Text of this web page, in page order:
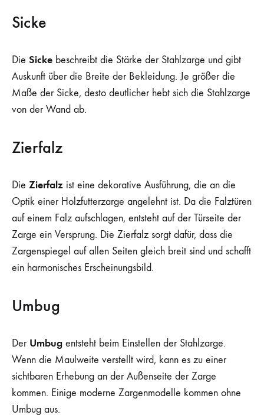
Sicke
Die Sicke beschreibt die Stärke der Stahlzarge und gibt
Auskunft über die Breite der Bekleidung. Je größer die
Maße der Sicke, desto deutlicher hebt sich die Stahlzarge
von der Wand ab.
Zierfalz
Die Zierfalz ist eine dekorative Ausführung, die an die
Optik einer Holzfutterzarge angelehnt ist. Da die Falztüren
auf einem Falz aufschlagen, entsteht auf der Türseite der
Zarge ein Versprung. Die Zierfalz sorgt dafür, dass die
Zargenspiegel auf allen Seiten gleich breit sind und schafft
ein harmonisches Erscheinungsbild.
Umbug
Der Umbug entsteht beim Einstellen der Stahlzarge.
Wenn die Maulweite verstellt wird, kann es zu einer
sichtbaren Erhebung an der Außenseite der Zarge
kommen. Einige moderne Zargenmodelle kommen ohne
Umbug aus.